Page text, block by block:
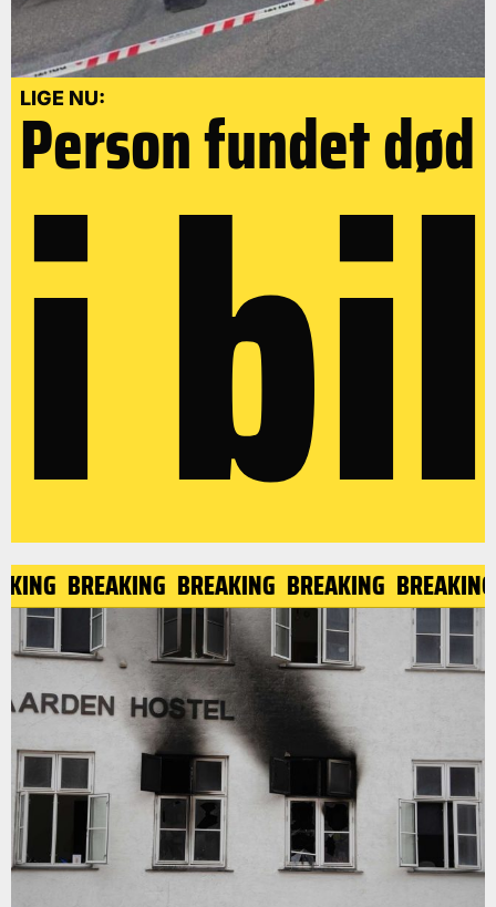
LIGE NU:
Person fundet død
i bil
BREAKING BREAKING BREAKING